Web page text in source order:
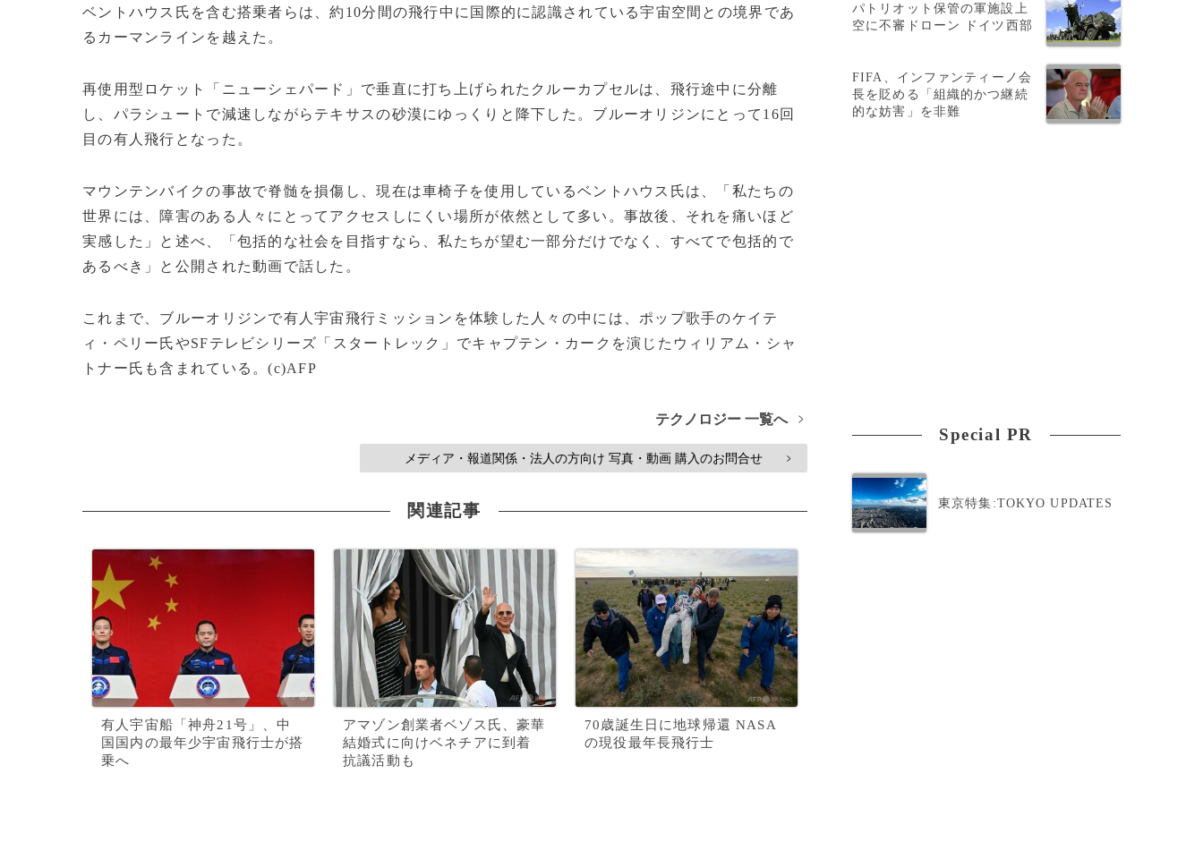
ベントハウス氏を含む搭乗者らは、約10分間の飛行中に国際的に認識されている宇宙空間との境界であ
るカーマンラインを越えた。
再使用型ロケット「ニューシェパード」で垂直に打ち上げられたクルーカプセルは、飛行途中に分離
し、パラシュートで減速しながらテキサスの砂漠にゆっくりと降下した。ブルーオリジンにとって16回
目の有人飛行となった。
マウンテンバイクの事故で脊髄を損傷し、現在は車椅子を使用しているベントハウス氏は、「私たちの
世界には、障害のある人々にとってアクセスしにくい場所が依然として多い。事故後、それを痛いほど
実感した」と述べ、「包括的な社会を目指すなら、私たちが望む一部分だけでなく、すべてで包括的で
あるべき」と公開された動画で話した。
これまで、ブルーオリジンで有人宇宙飛行ミッションを体験した人々の中には、ポップ歌手のケイテ
ィ・ペリー氏やSFテレビシリーズ「スタートレック」でキャプテン・カークを演じたウィリアム・シャ
トナー氏も含まれている。(c)AFP
テクノロジー 一覧へ >
メディア・報道関係・法人の方向け 写真・動画 購入のお問合せ >
関連記事
有人宇宙船「神舟21号」、中
国国内の最年少宇宙飛行士が搭
乗へ
アマゾン創業者ベゾス氏、豪華
結婚式に向けベネチアに到着
抗議活動も
70歳誕生日に地球帰還 NASA
の現役最年長飛行士
パトリオット保管の軍施設上
空に不審ドローン ドイツ西部
FIFA、インファンティーノ会
長を貶める「組織的かつ継続
的な妨害」を非難
Special PR
東京特集:TOKYO UPDATES